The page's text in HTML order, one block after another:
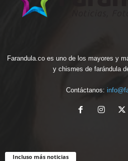
Farandula.co es uno de los mayores y
y chismes de farándula
Contáctanos:
Incluso más noticias